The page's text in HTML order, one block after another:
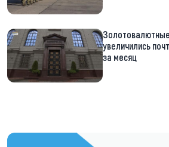
увеличились
за месяц
https://t.me/minskctvby